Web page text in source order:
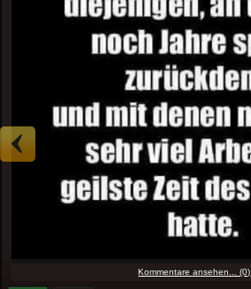
Kommentare ansehen... (0)